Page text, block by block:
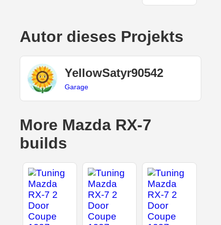
Autor dieses Projekts
YellowSatyr90542
Garage
More Mazda RX-7
builds